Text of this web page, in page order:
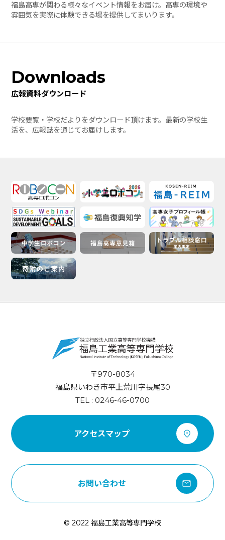
福島高専が関わる様々なイベント情報をお届け。高専の環境や
雰囲気を実際に体験できる場を提供してまいります。
Downloads
広報資料ダウンロード
学校要覧・学校だよりをダウンロード頂けます。最新の学校生
活を、広報誌を通じてお届けします。
〒970-8034
福島県いわき市平上荒川字長尾30
TEL : 0246-46-0700
アクセスマップ
お問い合わせ
© 2022 福島工業高等専門学校